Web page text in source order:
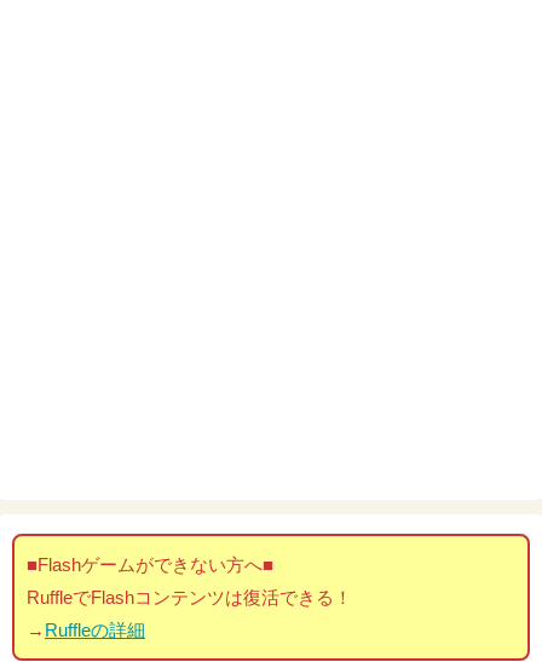
■Flashゲームができない方へ■
RuffleでFlashコンテンツは復活できる！
→ Ruffleの詳細